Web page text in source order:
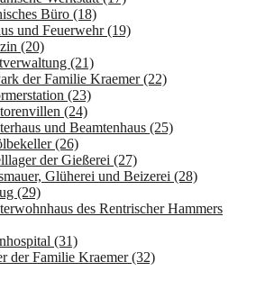
Büro (18)
und Feuerwehr (19)
(20)
(21)
der Familie Kraemer (22)
(23)
(24)
und Beamtenhaus (25)
(26)
der Gießerei (27)
Glüherei und Beizerei (28)
(29)
des Rentrischer Hammers
(31)
der Familie Kraemer (32)